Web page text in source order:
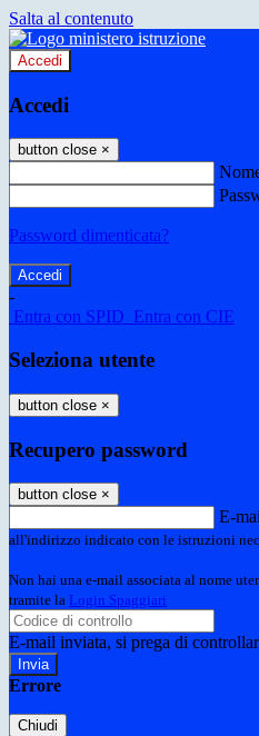
Salta al contenuto
Accedi
Accedi
button close ×
Password dimenticata?
-
Entra con SPID Entra con CIE
Seleziona utente
button close ×
Recupero password
button close ×
E-
all'indirizzo indicato con le istruzioni
Non hai una e-mail associata al nome
tramite la Login Spaggiari
E-mail inviata, si prega di
Errore
Chiudi